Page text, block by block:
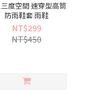
度空間 速穿型高筒
防雨鞋套 雨鞋
NT$299
NT$450